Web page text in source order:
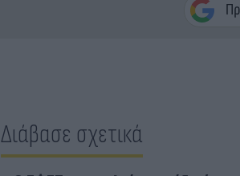
Διάβασε σχετικά